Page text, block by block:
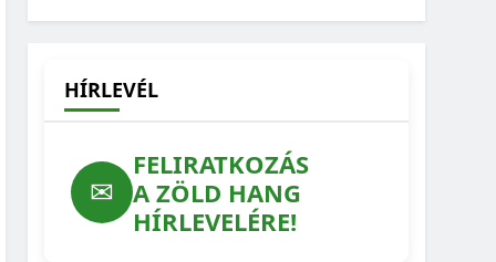
HÍRLEVÉL
✉
FELIRATKOZÁS
A ZÖLD HANG
HÍRLEVELÉRE!